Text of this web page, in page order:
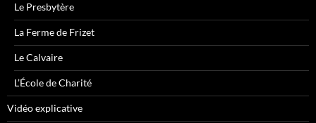
Le Presbytère
La Ferme de Frizet
Le Calvaire
L’École de Charité
Vidéo explicative